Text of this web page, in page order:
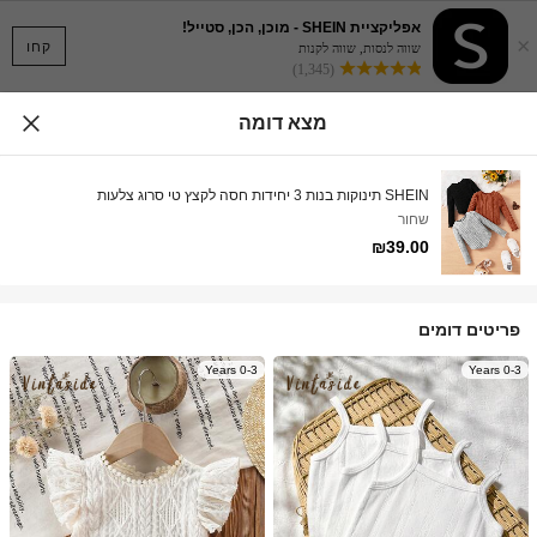
קחו ×
אפליקציית SHEIN - מוכן, הכן, סטייל!
שווה לנסות, שווה לקנות
(1,345)
מצא דומה
SHEIN תינוקות בנות 3 יחידות חסה לקצץ טי סרוג צלעות
שחור
₪39.00
פריטים דומים
0-3 Years
0-3 Years